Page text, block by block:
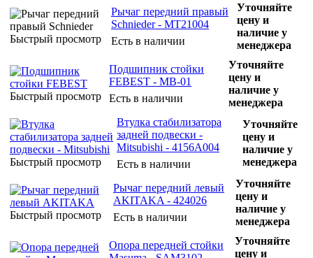
Быстрый просмотр
Рычаг передний правый
Schnieder - MT21004
Есть в наличии
Уточняйте
цену и
наличие у
менеджера
Быстрый просмотр
Подшипник стойки
FEBEST - MB-01
Есть в наличии
Уточняйте
цену и
наличие у
менеджера
Быстрый просмотр
Втулка стабилизатора
задней подвески -
Mitsubishi - 4156A004
Есть в наличии
Уточняйте
цену и
наличие у
менеджера
Быстрый просмотр
Рычаг передний левый
AKITAKA - 424026
Есть в наличии
Уточняйте
цену и
наличие у
менеджера
Опора передней стойки
Уточняйте
цену и